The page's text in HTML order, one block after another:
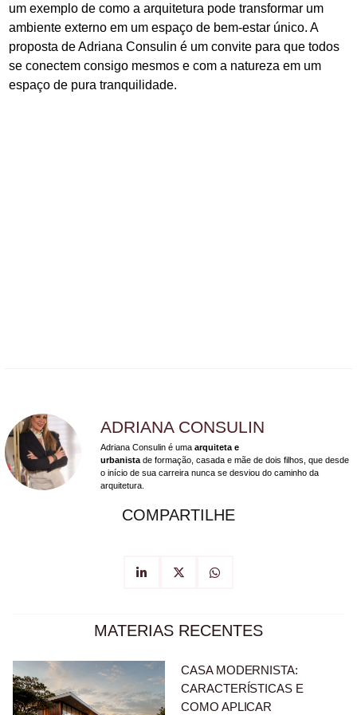
um exemplo de como a arquitetura pode transformar um
ambiente externo em um espaço de bem-estar único. A
proposta de Adriana Consulin é um convite para que todos
se conectem consigo mesmos e com a natureza em um
espaço de pura tranquilidade.
ADRIANA CONSULIN
Adriana Consulin é uma arquiteta e
urbanista de formação, casada e mãe de dois filhos, que desde
o início de sua carreira nunca se desviou do caminho da
arquitetura.
COMPARTILHE
MATERIAS RECENTES
CASA MODERNISTA:
CARACTERÍSTICAS E
COMO APLICAR